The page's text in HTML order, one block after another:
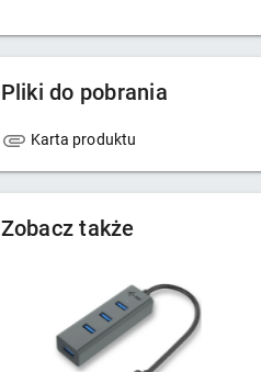
Pliki do pobrania
Karta produktu
Zobacz także